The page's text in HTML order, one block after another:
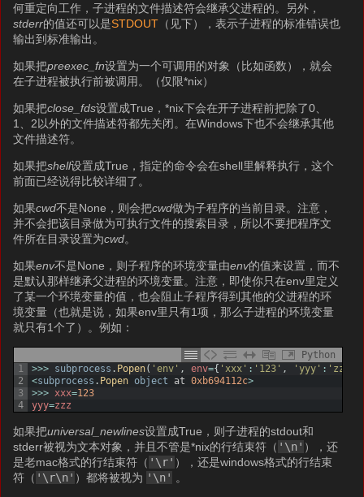
何重定向工作，子进程的文件描述符会继承父进程的。另外，
stderr的值还可以是STDOUT （见下），表示子进程的标准错误也
输出到标准输出。
如果把preexec_fn设置为一个可调用的对象（比如函数），就会
在子进程被执行前被调用。（仅限*nix）
如果把close_fds设置成True，*nix下会在开子进程前把除了0、
1、2以外的文件描述符都先关闭。在Windows下也不会继承其他
文件描述符。
如果把shell设置成True，指定的命令会在shell里解释执行，这个
前面已经说得比较详细了。
如果cwd不是None，则会把cwd做为子程序的当前目录。注意，
并不会把该目录做为可执行文件的搜索目录，所以不要把程序文
件所在目录设置为cwd。
如果env不是None，则子程序的环境变量由env的值来设置，而不
是默认那样继承父进程的环境变量。注意，即使你只在env里定义
了某一个环境变量的值，也会阻止子程序得到其他的父进程的环
境变量（也就是说，如果env里只有1项，那么子进程的环境变量
就只有1个了）。例如：
Python
1
2
3
4
>>> subprocess . Popen( 'env' , env={ 'xxx' : '123' , 'yyy' : 'zzz'
<subprocess . Popen object at 0xb694112c>
>>> xxx=123
yyy=zzz
如果把universal_newlines设置成True，则子进程的stdout和
stderr被视为文本对象，并且不管是*nix的行结束符（ '\n' ），还
是老mac格式的行结束符（ '\r' ），还是windows格式的行结束
符（ '\r\n' ）都将被视为 '\n' 。